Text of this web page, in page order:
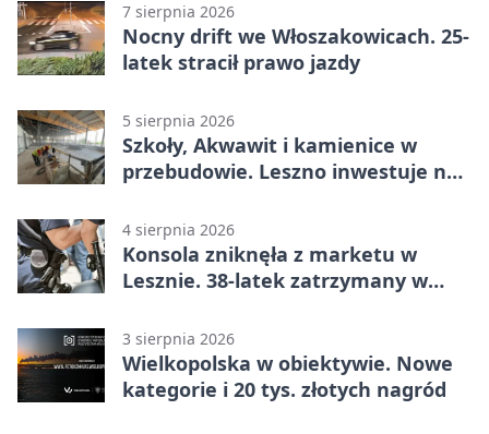
7 sierpnia 2026
Nocny drift we Włoszakowicach. 25-
latek stracił prawo jazdy
5 sierpnia 2026
Szkoły, Akwawit i kamienice w
przebudowie. Leszno inwestuje na
4 sierpnia 2026
Konsola zniknęła z marketu w
Lesznie. 38-latek zatrzymany w
3 sierpnia 2026
Wielkopolska w obiektywie. Nowe
kategorie i 20 tys. złotych nagród